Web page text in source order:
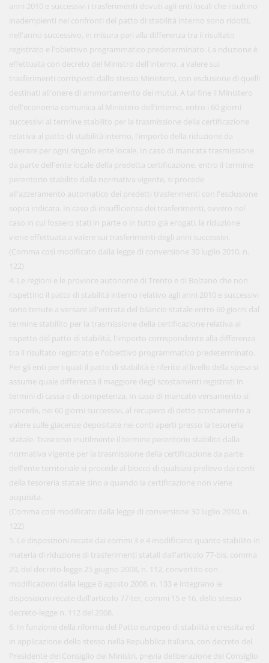
anni 2010 e successivi i trasferimenti dovuti agli enti locali che risultino
inadempienti nei confronti del patto di stabilità interno sono ridotti,
nell'anno successivo, in misura pari alla differenza tra il risultato
registrato e l'obiettivo programmatico predeterminato. La riduzione è
effettuata con decreto del Ministro dell'interno, a valere sui
trasferimenti corrisposti dallo stesso Ministero, con esclusione di quelli
destinati all'onere di ammortamento dei mutui. A tal fine il Ministero
dell'economia comunica al Ministero dell'interno, entro i 60 giorni
successivi al termine stabilito per la trasmissione della certificazione
relativa al patto di stabilità interno, l'importo della riduzione da
operare per ogni singolo ente locale. In caso di mancata trasmissione
da parte dell'ente locale della predetta certificazione, entro il termine
perentorio stabilito dalla normativa vigente, si procede
all'azzeramento automatico dei predetti trasferimenti con l'esclusione
sopra indicata. In caso di insufficienza dei trasferimenti, ovvero nel
caso in cui fossero stati in parte o in tutto già erogati, la riduzione
viene effettuata a valere sui trasferimenti degli anni successivi.
(Comma così modificato dalla legge di conversione 30 luglio 2010, n.
122)
4. Le regioni e le province autonome di Trento e di Bolzano che non
rispettino il patto di stabilità interno relativo agli anni 2010 e successivi
sono tenute a versare all'entrata del bilancio statale entro 60 giorni dal
termine stabilito per la trasmissione della certificazione relativa al
rispetto del patto di stabilità, l'importo corrispondente alla differenza
tra il risultato registrato e l'obiettivo programmatico predeterminato.
Per gli enti per i quali il patto di stabilità è riferito al livello della spesa si
assume quale differenza il maggiore degli scostamenti registrati in
termini di cassa o di competenza. In caso di mancato versamento si
procede, nei 60 giorni successivi, al recupero di detto scostamento a
valere sulle giacenze depositate nei conti aperti presso la tesoreria
statale. Trascorso inutilmente il termine perentorio stabilito dalla
normativa vigente per la trasmissione della certificazione da parte
dell'ente territoriale si procede al blocco di qualsiasi prelievo dai conti
della tesoreria statale sino a quando la certificazione non viene
acquisita.
(Comma così modificato dalla legge di conversione 30 luglio 2010, n.
122)
5. Le disposizioni recate dai commi 3 e 4 modificano quanto stabilito in
materia di riduzione di trasferimenti statali dall'articolo 77-bis, comma
20, del decreto-legge 25 giugno 2008, n. 112, convertito con
modificazioni dalla legge 6 agosto 2008, n. 133 e integrano le
disposizioni recate dall'articolo 77-ter, commi 15 e 16, dello stesso
decreto-legge n. 112 del 2008.
6. In funzione della riforma del Patto europeo di stabilità e crescita ed
in applicazione dello stesso nella Repubblica italiana, con decreto del
Presidente del Consiglio dei Ministri, previa deliberazione del Consiglio